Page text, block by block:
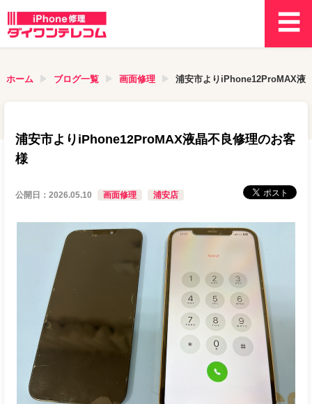
ホーム ブログ一覧 画面修理 浦安市よりiPhone12ProMAX液
浦安市よりiPhone12ProMAX液晶不良修理のお客
様
公開日：2026.05.10 画面修理 浦安店